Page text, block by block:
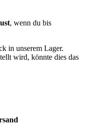
, wenn du bis
in unserem Lager.
wird, könnte dies das